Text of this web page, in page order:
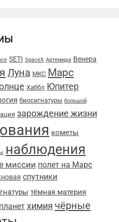
SETI SpaceX Артемида Венера
Луна МКС Марс
Хаббл Юпитер
биосигнатуры большой
зарождение жизни
кометы
наблюдения
миссии полет на Марс
спутники
тёмная материя
химия чёрные